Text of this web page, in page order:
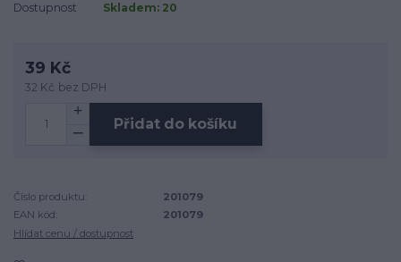
Dostupnost Skladem: 20
39 Kč
32 Kč bez DPH
Přidat do košíku
Číslo produktu:
201079
EAN kód:
201079
Hlídat cenu / dostupnost